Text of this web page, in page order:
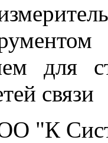
для
связи
"К